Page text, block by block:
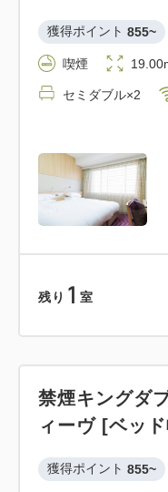
獲得ポイント 855~
喫煙
セミダブル×2
残り 1 室
禁煙キングダ
ィーヴ [ベッ
獲得ポイント 855~